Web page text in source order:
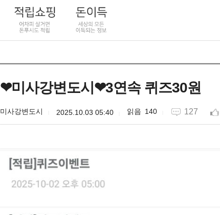
❤미사강변도시❤3연속 퀴즈30원
미사강변도시 2025.10.03 05:40 140 127